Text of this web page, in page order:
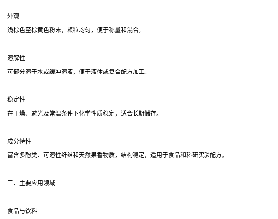
外观
浅棕色至棕黄色粉末，颗粒均匀，便于称量和混合。
溶解性
可部分溶于水或缓冲溶液，便于液体或复合配方加工。
稳定性
在干燥、避光及常温条件下化学性质稳定，适合长期储存。
成分特性
富含多酚类、可溶性纤维和天然果香物质，结构稳定，适用于食品和科研实验配方。
三、主要应用领域
食品与饮料